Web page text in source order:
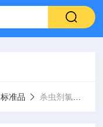
标准品 杀虫剂氯氰菊酯标准品